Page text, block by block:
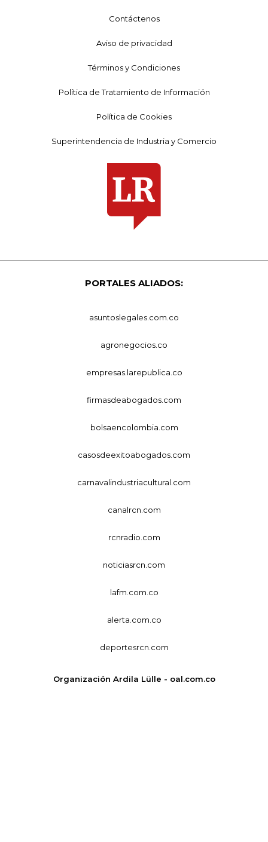
Contáctenos
Aviso de privacidad
Términos y Condiciones
Política de Tratamiento de Información
Política de Cookies
Superintendencia de Industria y Comercio
PORTALES ALIADOS:
asuntoslegales.com.co
agronegocios.co
empresas.larepublica.co
firmasdeabogados.com
bolsaencolombia.com
casosdeexitoabogados.com
carnavalindustriacultural.com
canalrcn.com
rcnradio.com
noticiasrcn.com
lafm.com.co
alerta.com.co
deportesrcn.com
Organización Ardila Lülle - oal.com.co